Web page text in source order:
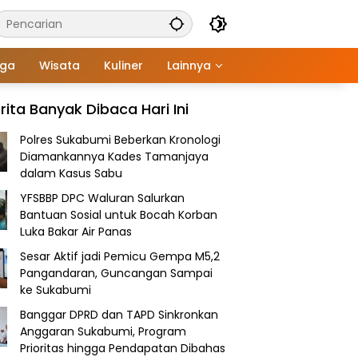
Wisata Kuliner Lainnya
Banyak Dibaca Hari Ini
Polres Sukabumi Beberkan Kronologi
Diamankannya Kades Tamanjaya
dalam Kasus Sabu
YFSBBP DPC Waluran Salurkan
Bantuan Sosial untuk Bocah Korban
Luka Bakar Air Panas
Sesar Aktif jadi Pemicu Gempa M5,2
Pangandaran, Guncangan Sampai
ke Sukabumi
Banggar DPRD dan TAPD Sinkronkan
Anggaran Sukabumi, Program
Prioritas hingga Pendapatan Dibahas